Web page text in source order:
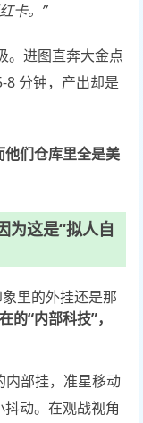
卡。”
。进图直奔大金点
8 分钟，产出却是
们仓库里全是美
为这是“拟人自
里的外挂还是那
的“内部科技”，
内部挂，准星移动
动。在观战视角